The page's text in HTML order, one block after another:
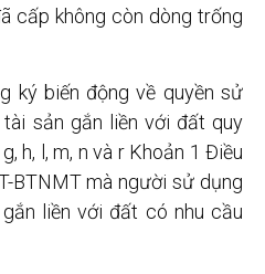
cấp không còn dòng trống
ký biến động về quyền sử
sản gắn liền với đất quy
h, l, m, n và r Khoản 1 Điều
BTNMT mà người sử dụng
liền với đất có nhu cầu